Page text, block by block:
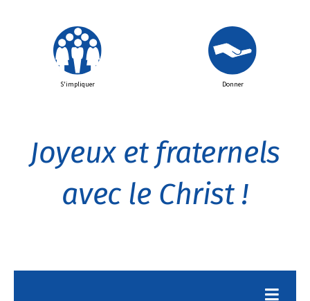
S'impliquer Donner
Joyeux et fraternels
avec le Christ !